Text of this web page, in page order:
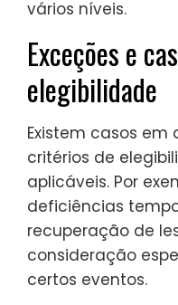
vários níveis.
Exceções e
elegibilidade
Existem casos em
critérios de
aplicáveis. Por
deficiências
recuperação de
consideração
certos eventos.